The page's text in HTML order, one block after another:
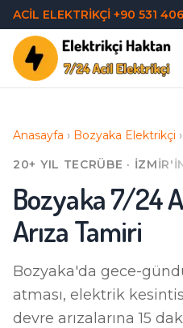
ACİL ELEKTRİKÇİ +90 531
Anasayfa › Bozyaka Elektrikçi ›
20+ YIL TECRÜBE ·
Bozyaka7/24
Arıza Tamiri
Bozyaka'da gece-
atması, elektrik
devre arızalarına 15